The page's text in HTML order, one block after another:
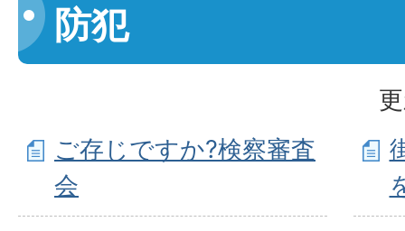
防犯
ご存じですか?検察審査
会